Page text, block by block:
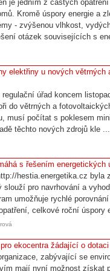
je jedním z častých
Kromě úspory energie a
- zvýšenou vlhkost,
otázek souvisejících s
elektřiny u nových
úřad koncem
do větrných a
musí počítat s poklesem
těchto nových zdrojů kle ...
s řešením energetických
hestia.energetika.cz byla
slouží pro navrhování a
umožňuje rychlé
celkové roční úspory
ekocentra žádající o
zabývající se
mají nyní možnost získat